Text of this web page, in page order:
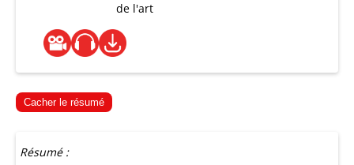
de l'art
Cacher le résumé
Résumé :